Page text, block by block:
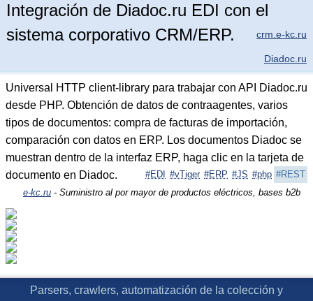
Integración de Diadoc.ru EDI con el
sistema corporativo CRM/ERP.
crm.e-kc.ru
Diadoc.ru
Universal HTTP client-library para trabajar con API Diadoc.ru
desde PHP. Obtención de datos de contraagentes, varios
tipos de documentos: compra de facturas de importación,
comparación con datos en ERP. Los documentos Diadoc se
muestran dentro de la interfaz ERP, haga clic en la tarjeta de
documento en Diadoc.
#EDI #vTiger #ERP #JS #php #REST
e-kc.ru - Suministro al por mayor de productos eléctricos, bases b2b
Parsers, crawlers, automatización de la colección y